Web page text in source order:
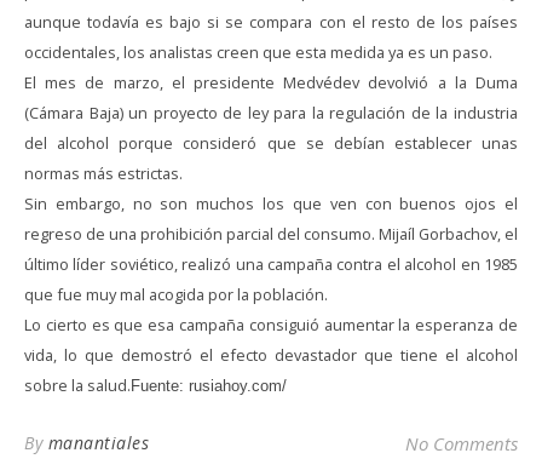
aunque todavía es bajo si se compara con el resto de los países
occidentales, los analistas creen que esta medida ya es un paso.
El mes de marzo, el presidente Medvédev devolvió a la Duma
(Cámara Baja) un proyecto de ley para la regulación de la industria
del alcohol porque consideró que se debían establecer unas
normas más estrictas.
Sin embargo, no son muchos los que ven con buenos ojos el
regreso de una prohibición parcial del consumo. Mijaíl Gorbachov, el
último líder soviético, realizó una campaña contra el alcohol en 1985
que fue muy mal acogida por la población.
Lo cierto es que esa campaña consiguió aumentar la esperanza de
vida, lo que demostró el efecto devastador que tiene el alcohol
sobre la salud. Fuente: rusiahoy.com/
By manantiales No Comments